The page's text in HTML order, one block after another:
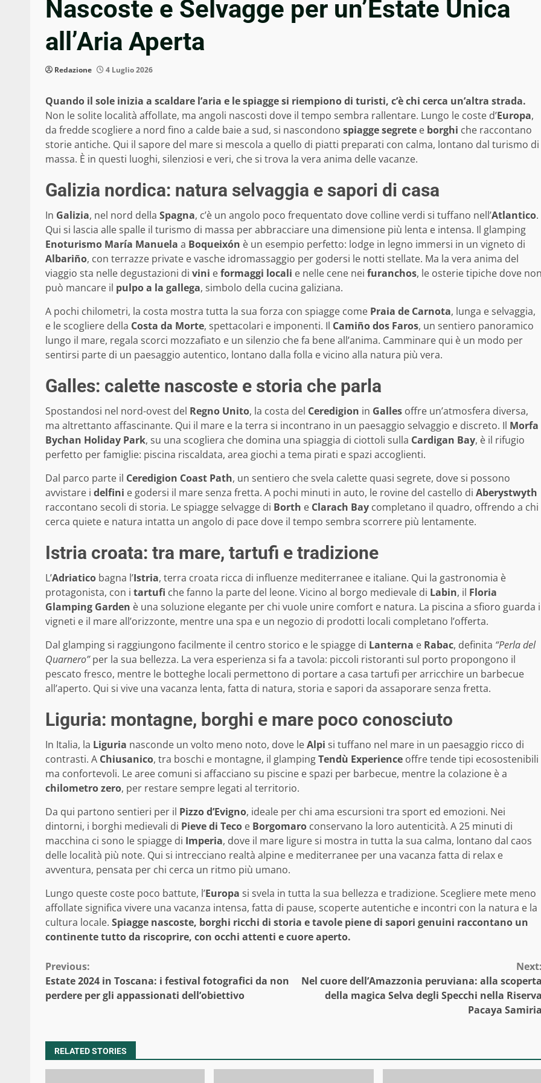
Nascoste e Selvagge per un’Estate Unica
all’Aria Aperta
Redazione 4 Luglio 2026
Quando il sole inizia a scaldare l’aria e le spiagge si riempiono di turisti, c’è chi cerca un’altra strada.
Non le solite località affollate, ma angoli nascosti dove il tempo sembra rallentare. Lungo le coste d’Europa,
da fredde scogliere a nord fino a calde baie a sud, si nascondono spiagge segrete e borghi che raccontano
storie antiche. Qui il sapore del mare si mescola a quello di piatti preparati con calma, lontano dal turismo di
massa. È in questi luoghi, silenziosi e veri, che si trova la vera anima delle vacanze.
Galizia nordica: natura selvaggia e sapori di casa
In Galizia, nel nord della Spagna, c’è un angolo poco frequentato dove colline verdi si tuffano nell’Atlantico.
Qui si lascia alle spalle il turismo di massa per abbracciare una dimensione più lenta e intensa. Il glamping
Enoturismo María Manuela a Boqueixón è un esempio perfetto: lodge in legno immersi in un vigneto di
Albariño, con terrazze private e vasche idromassaggio per godersi le notti stellate. Ma la vera anima del
viaggio sta nelle degustazioni di vini eformaggi locali e nelle cene nei furanchos, le osterie tipiche dove
può mancare il pulpo a la gallega, simbolo della cucina galiziana.
A pochi chilometri, la costa mostra tutta la sua forza con spiagge come Praia de Carnota, lunga e selvaggia,
e le scogliere della Costa da Morte, spettacolari e imponenti. Il Camiño dos Faros, un sentiero panoramico
lungo il mare, regala scorci mozzafiato e un silenzio che fa bene all’anima. Camminare qui è un modo per
sentirsi parte di un paesaggio autentico, lontano dalla folla e vicino alla natura più vera.
Galles: calette nascoste e storia che parla
Spostandosi nel nord-ovest del Regno Unito, la costa del Ceredigion in Galles offre un’atmosfera diversa,
ma altrettanto affascinante. Qui il mare e la terra si incontrano in un paesaggio selvaggio e discreto. Il Morfa
Bychan Holiday Park, su una scogliera che domina una spiaggia di ciottoli sulla Cardigan Bay, è il rifugio
perfetto per famiglie: piscina riscaldata, area giochi a tema pirati e spazi accoglienti.
Dal parco parte il Ceredigion Coast Path, un sentiero che svela calette quasi segrete, dove si possono
avvistare i delfini e godersi il mare senza fretta. A pochi minuti in auto, le rovine del castello di Aberystwyth
raccontano secoli di storia. Le spiagge selvagge di Borth e Clarach Bay completano il quadro, offrendo a chi
cerca quiete e natura intatta un angolo di pace dove il tempo sembra scorrere più lentamente.
Istria croata: tra mare, tartufi e tradizione
L’Adriatico bagna l’Istria, terra croata ricca di influenze mediterranee e italiane. Qui la gastronomia è
protagonista, con i tartufi che fanno la parte del leone. Vicino al borgo medievale di Labin, il Floria
Glamping Garden è una soluzione elegante per chi vuole unire comfort e natura. La piscina a sfioro guarda i
vigneti e il mare all’orizzonte, mentre una spa e un negozio di prodotti locali completano l’offerta.
Dal glamping si raggiungono facilmente il centro storico e le spiagge di Lanterna e Rabac, definita “Perla del
Quarnero”per la sua bellezza. La vera esperienza si fa a tavola: piccoli ristoranti sul porto propongono il
pescato fresco, mentre le botteghe locali permettono di portare a casa tartufi per arricchire un barbecue
all’aperto. Qui si vive una vacanza lenta, fatta di natura, storia e sapori da assaporare senza fretta.
Liguria: montagne, borghi e mare poco conosciuto
In Italia, la Liguria nasconde un volto meno noto, dove leAlpi si tuffano nel mare in un paesaggio ricco di
contrasti. A Chiusanico, tra boschi e montagne, il glampingTendù Experience offre tende tipi ecosostenibili
ma confortevoli. Le aree comuni si affacciano su piscine e spazi per barbecue, mentre la colazione è a
chilometro zero, per restare sempre legati al territorio.
Da qui partono sentieri per il Pizzo d’Evigno, ideale per chi ama escursioni tra sport ed emozioni. Nei
dintorni, i borghi medievali di Pieve di Teco e Borgomaro conservano la loro autenticità. A 25 minuti di
macchina ci sono le spiagge di Imperia, dove il mare ligure si mostra in tutta la sua calma, lontano dal caos
delle località più note. Qui si intrecciano realtà alpine e mediterranee per una vacanza fatta di relax e
avventura, pensata per chi cerca un ritmo più umano.
Lungo queste coste poco battute, l’Europa si svela in tutta la sua bellezza e tradizione. Scegliere mete meno
affollate significa vivere una vacanza intensa, fatta di pause, scoperte autentiche e incontri con la natura e la
cultura locale. Spiagge nascoste, borghi ricchi di storia e tavole piene di sapori genuini raccontano un
continente tutto da riscoprire, con occhi attenti e cuore aperto.
Continue
Reading
Previous:
Estate 2024 in Toscana: i festival fotografici da non
perdere per gli appassionati dell’obiettivo
Nel cuore dell’Amazzonia peruviana: alla
della magica Selva degli Specchi nella
Pacaya
RELATED STORIES